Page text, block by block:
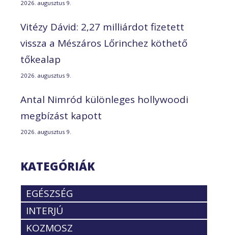
2026. augusztus 9.
Vitézy Dávid: 2,27 milliárdot fizetett
vissza a Mészáros Lőrinchez köthető
tőkealap
2026. augusztus 9.
Antal Nimród különleges hollywoodi
megbízást kapott
2026. augusztus 9.
KATEGÓRIÁK
EGÉSZSÉG
INTERJÚ
KOZMOSZ